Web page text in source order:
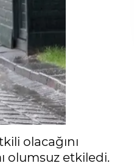
olacağını
olumsuz etkiledi.